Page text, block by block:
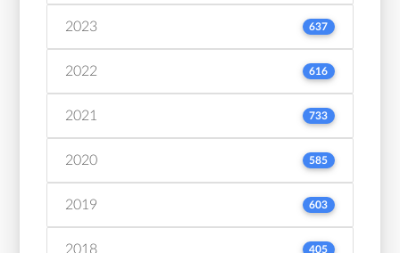
2023 637
2022 616
2021 733
2020 585
2019 603
2018 405